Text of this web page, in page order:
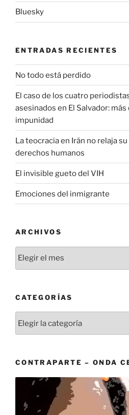
Bluesky
ENTRADAS RECIENTES
No todo está perdido
El caso de los cuatro
asesinados en El Salvador:
impunidad
La teocracia en Irán no relaja
derechos humanos
El invisible gueto del VIH
Emociones del inmigrante
ARCHIVOS
CATEGORÍAS
CONTRAPARTE – ONDA